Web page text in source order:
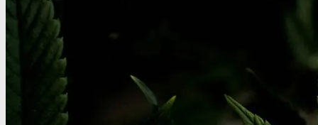
Ecstasy renhedstest
Heroin
Heroin renhedstest
Badesalte